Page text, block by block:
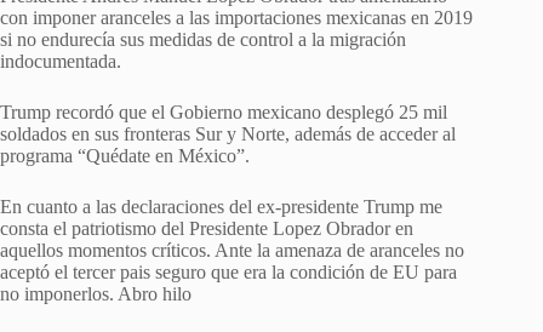
con imponer aranceles a las importaciones mexicanas en 2019
si no endurecía sus medidas de control a la migración
indocumentada.
Trump recordó que el Gobierno mexicano desplegó 25 mil
soldados en sus fronteras Sur y Norte, además de acceder al
programa “Quédate en México”.
En cuanto a las declaraciones del ex-presidente Trump me
consta el patriotismo del Presidente Lopez Obrador en
aquellos momentos críticos. Ante la amenaza de aranceles no
aceptó el tercer pais seguro que era la condición de EU para
no imponerlos. Abro hilo